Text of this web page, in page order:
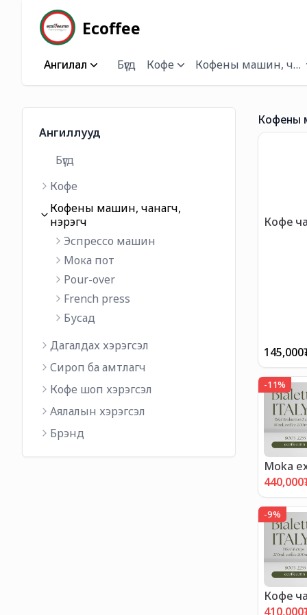
Ecoffee
Ангилал Бүгд Кофе Кофены машин,
Ангиллууд
Бүгд
Кофе
Кофены машин, чанагч,
нэрэгч
Эспрессо машин
Мока пот
Pour-over
French press
Бусад
Дагалдах хэрэгсэл
Сироп ба амтлагч
Кофе шоп хэрэгсэл
Аялалын хэрэгсэл
Брэнд
Кофены
Кофе
145,000
-11%
Moka
440,000
-9%
Кофе
410,000